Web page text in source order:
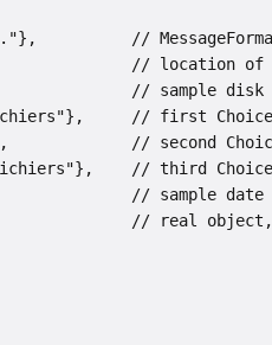
//
// location of
// sample disk
// first
// second
// third
// sample date
// real